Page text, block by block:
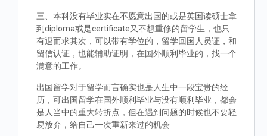
三、本科没有毕业实在不愿意出国的或是英国读硕士拿
到diploma或是certificate又不想重修的留学生，也只
有退而求其次，可以带有学位的，留学回国人员证，和
留信认证，也能辅助证明，在国外顺利毕业的，找一个
满意的工作。
出国留学对于留学而言确实也是人生中一段宝贵的经
历，可出国留学在国外顺利毕业与没有顺利毕业，都会
是人当中的重大转折点，但在遇到问题的时候也不要轻
易放弃，给自己一次重新来过的机会